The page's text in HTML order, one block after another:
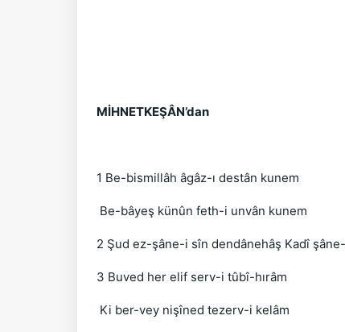
MİHNETKEŞÂN’dan
1 Be-bismillâh âgâz-ı destân kunem
Be-bâyeş künûn feth-i unvân kunem
2 Şud ez-şâne-i sîn dendânehâş Kadî
3 Buved her elif serv-i tûbî-hırâm
Ki ber-vey nişîned tezerv-i kelâm